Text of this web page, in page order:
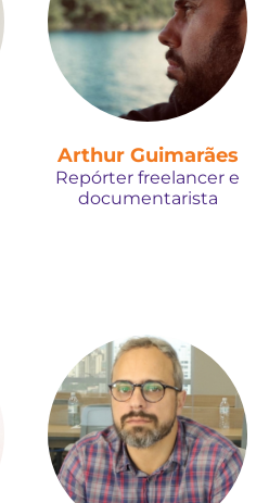
Arthur Guimarães
Repórter freelancer e
documentarista